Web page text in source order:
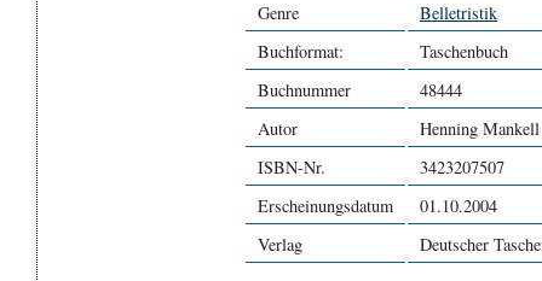
Genre
Belletristik
Buchformat:
Taschenbuch
Buchnummer
48444
Autor
Henning Mankell
ISBN-Nr.
3423207507
Erscheinungsdatum
01.10.2004
Verlag
Deutscher